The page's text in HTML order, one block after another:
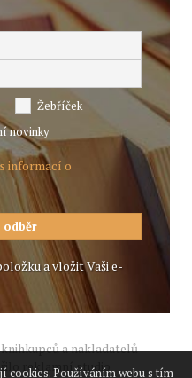
Žebříček
novinky
informací o
a vložit Vaši e-
knihkupců a nakladatelů
reklamní studio
cookies. Používáním webu s tím